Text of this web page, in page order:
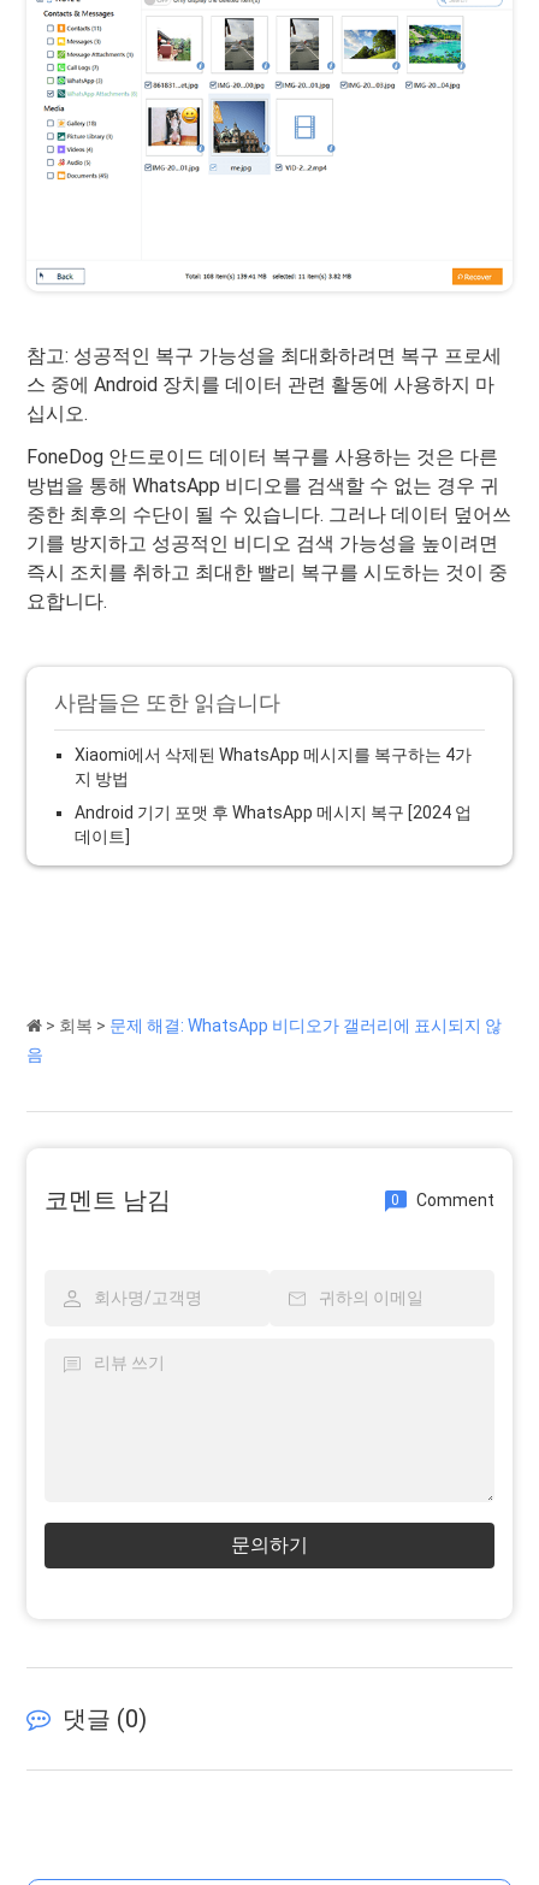
참고: 성공적인 복구 가능성을 최대화하려면 복구 프로세
스 중에 Android 장치를 데이터 관련 활동에 사용하지 마
십시오.
FoneDog 안드로이드 데이터 복구를 사용하는 것은 다른
방법을 통해 WhatsApp 비디오를 검색할 수 없는 경우 귀
중한 최후의 수단이 될 수 있습니다. 그러나 데이터 덮어쓰
기를 방지하고 성공적인 비디오 검색 가능성을 높이려면
즉시 조치를 취하고 최대한 빨리 복구를 시도하는 것이 중
요합니다.
사람들은 또한 읽습니다
Xiaomi에서 삭제된 WhatsApp 메시지를 복구하는 4가
지 방법
Android 기기 포맷 후 WhatsApp 메시지 복구 [2024 업
데이트]
> 회복 > 문제 해결: WhatsApp 비디오가 갤러리에 표시되지 않
음
코멘트 남김 0 Comment
문의하기
댓글 (0)